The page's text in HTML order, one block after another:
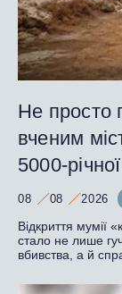
Не просто
вченим
5000-
08 08 2026
Відкриття мумії
стало не лише
вбивства, а й